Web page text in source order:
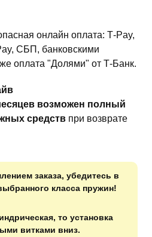
онлайн оплата: T‑Pay,
СБП, банковскими
оплата "Долями" от Т-Банк.
возможен полный
средств при возврате
заказа, убедитесь в
класса пружин!
то установка
витками вниз.